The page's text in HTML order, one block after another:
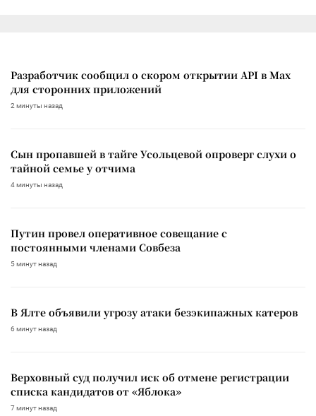
Разработчик сообщил о скором открытии API в Max
для сторонних приложений
2 минуты назад
Сын пропавшей в тайге Усольцевой опроверг слухи о
тайной семье у отчима
4 минуты назад
Путин провел оперативное совещание с
постоянными членами Совбеза
5 минут назад
В Ялте объявили угрозу атаки безэкипажных катеров
6 минут назад
Верховный суд получил иск об отмене регистрации
списка кандидатов от «Яблока»
7 минут назад